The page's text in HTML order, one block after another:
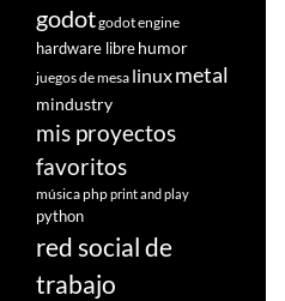
godotgodot engine
hardware librehumor
juegos de mesa linuxmetal
mindustry
mis proyectos
favoritos
músicaphpprint and play
python
red social de
trabajo